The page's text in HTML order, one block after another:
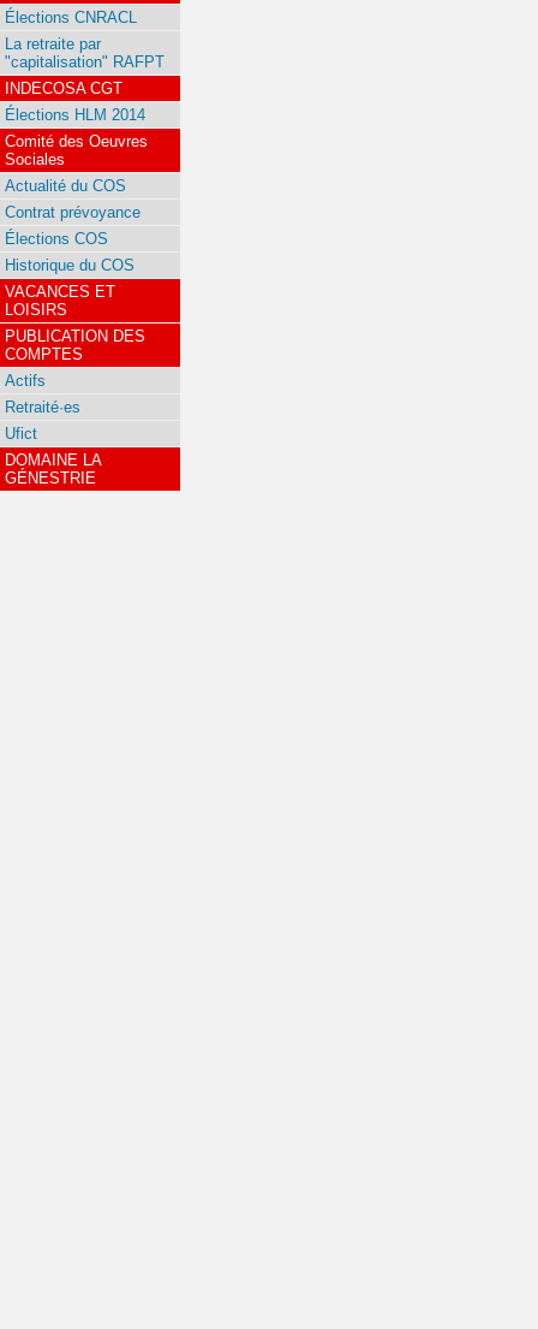
Élections CNRACL
La retraite par
"capitalisation" RAFPT
INDECOSA CGT
Élections HLM 2014
Comité des Oeuvres
Sociales
Actualité du COS
Contrat prévoyance
Élections COS
Historique du COS
VACANCES ET
LOISIRS
PUBLICATION DES
COMPTES
Actifs
Retraité·es
Ufict
DOMAINE LA
GÉNESTRIE